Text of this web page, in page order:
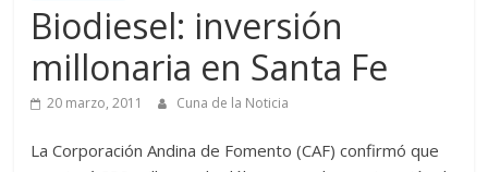
Biodiesel: inversión
millonaria en Santa Fe
20 marzo, 2011 Cuna de la Noticia
La Corporación Andina de Fomento (CAF) confirmó que